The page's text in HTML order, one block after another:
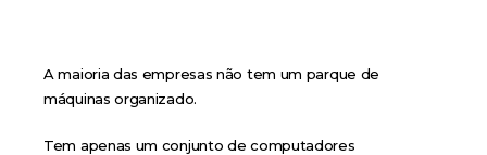
A maioria das empresas não tem um parque de
máquinas organizado.
Tem apenas um conjunto de computadores